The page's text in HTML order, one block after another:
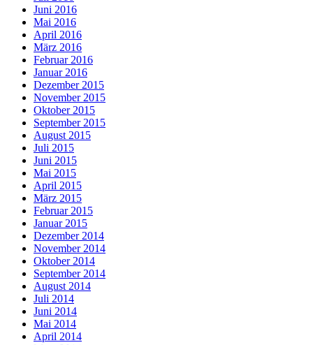
Juni 2016
Mai 2016
April 2016
März 2016
Februar 2016
Januar 2016
Dezember 2015
November 2015
Oktober 2015
September 2015
August 2015
Juli 2015
Juni 2015
Mai 2015
April 2015
März 2015
Februar 2015
Januar 2015
Dezember 2014
November 2014
Oktober 2014
September 2014
August 2014
Juli 2014
Juni 2014
Mai 2014
April 2014